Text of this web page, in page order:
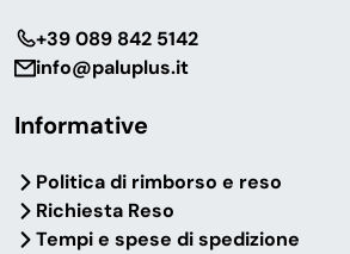
‎+39 089 842 5142
info@paluplus.it
Informative
Politica di rimborso e reso
Richiesta Reso
Tempi e spese di spedizione